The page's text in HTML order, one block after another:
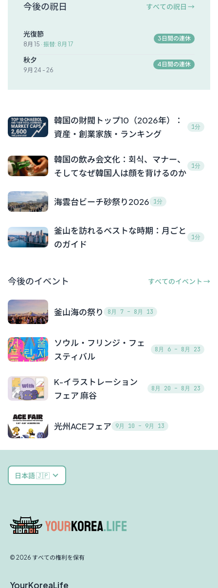
今後の祝日 すべての祝日 →
光復節
8月 15 · 振替: 8月 17
3日間の連休
秋夕
9月 24 - 26
4日間の連休
韓国の財閥トップ10（2026年）：
資産・創業家族・ランキング
1分
韓国の飲み会文化：회식、マナー、
そしてなぜ韓国人は顔を背けるのか
1分
海雲台ビーチ砂祭り2026 1分
釜山を訪れるベストな時期：月ごと
のガイド
1分
今後のイベント すべてのイベント →
釜山海の祭り 8月 7 – 8月 13
ソウル・フリンジ・フェ
スティバル
8月 6 – 8月 23
K-イラストレーション
フェア 麻谷
8月 20 – 8月 23
光州ACEフェア 9月 10 – 9月 13
日本語 🇯🇵
© 2026 すべての権利を保有
YourKoreaLife